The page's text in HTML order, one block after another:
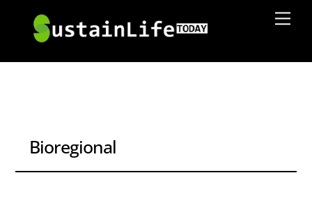
content
Bioregional